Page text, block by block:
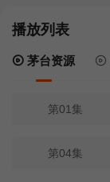
播放列表
茅台资源
第01集
第04集